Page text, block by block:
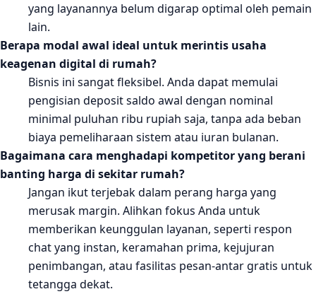
yang layanannya belum digarap optimal oleh pemain
lain.
Berapa modal awal ideal untuk merintis usaha
keagenan digital di rumah?
Bisnis ini sangat fleksibel. Anda dapat memulai
pengisian deposit saldo awal dengan nominal
minimal puluhan ribu rupiah saja, tanpa ada beban
biaya pemeliharaan sistem atau iuran bulanan.
Bagaimana cara menghadapi kompetitor yang berani
banting harga di sekitar rumah?
Jangan ikut terjebak dalam perang harga yang
merusak margin. Alihkan fokus Anda untuk
memberikan keunggulan layanan, seperti respon
chat yang instan, keramahan prima, kejujuran
penimbangan, atau fasilitas pesan-antar gratis untuk
tetangga dekat.